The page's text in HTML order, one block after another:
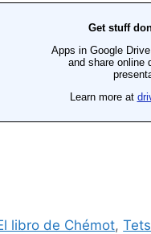
libro de Chémot,